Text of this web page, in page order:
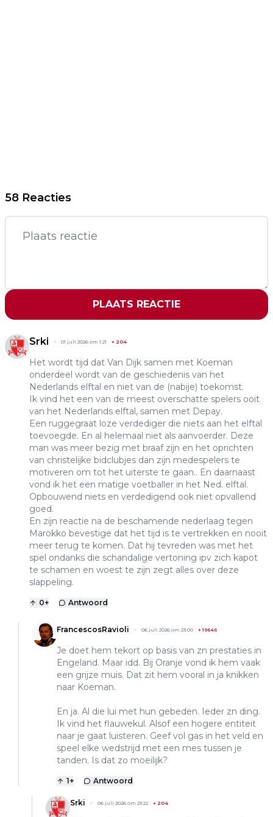
58 Reacties
PLAATS REACTIE
Srki 01 juli 2026 om 1:21 + 204
Het wordt tijd dat Van Dijk samen met Koeman
onderdeel wordt van de geschiedenis van het
Nederlands elftal en niet van de (nabije) toekomst.
Ik vind het een van de meest overschatte spelers ooit
van het Nederlands elftal, samen met Depay.
Een ruggegraat loze verdediger die niets aan het elftal
toevoegde. En al helemaal niet als aanvoerder. Deze
man was meer bezig met braaf zijn en het oprichten
van christelijke bidclubjes dan zijn medespelers te
motiveren om tot het uiterste te gaan.. En daarnaast
vond ik het een matige voetballer in het Ned. elftal.
Opbouwend niets en verdedigend ook niet opvallend
goed.
En zijn reactie na de beschamende nederlaag tegen
Marokko bevestige dat het tijd is te vertrekken en nooit
meer terug te komen. Dat hij tevreden was met het
spel ondanks die schandalige vertoning ipv zich kapot
te schamen en woest te zijn zegt alles over deze
slappeling.
0+ Antwoord
FrancescosRavioli 06 juli 2026 om 23:00 +19646
Je doet hem tekort op basis van zn prestaties in
Engeland. Maar idd. Bij Oranje vond ik hem vaak
een grijze muis. Dat zit hem vooral in ja knikken
naar Koeman.
En ja. Al die lui met hun gebeden. Ieder zn ding.
Ik vind het flauwekul. Alsof een hogere entiteit
naar je gaat luisteren. Geef vol gas in het veld en
speel elke wedstrijd met een mes tussen je
tanden. Is dat zo moeilijk?
1+ Antwoord
Srki 06 juli 2026 om 23:22 + 204